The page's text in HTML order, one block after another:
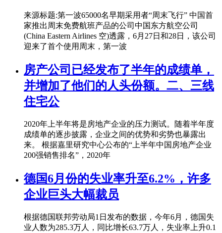
来源标题:第一波65000名早期采用者“周末飞行” 中国首
家推出周末免费航班产品的公司中国东方航空公司
(China Eastern Airlines 空)透露，6月27日和28日，该公司
迎来了首个使用周末，第一波
房产公司已经发布了半年的成绩单，
并增加了他们的人头份额。二、三线
住宅公
2020年上半年将是房地产企业的压力测试。随着半年度
成绩单的逐步披露，企业之间的优势和劣势也暴露出
来。 根据嘉里研究中心公布的“上半年中国房地产企业
200强销售排名”，2020年
德国6月份的失业率升至6.2%，许多
企业巨头大幅裁员
根据德国联邦劳动局1日发布的数据，今年6月，德国失
业人数为285.3万人，同比增长63.7万人，失业率上升0.1